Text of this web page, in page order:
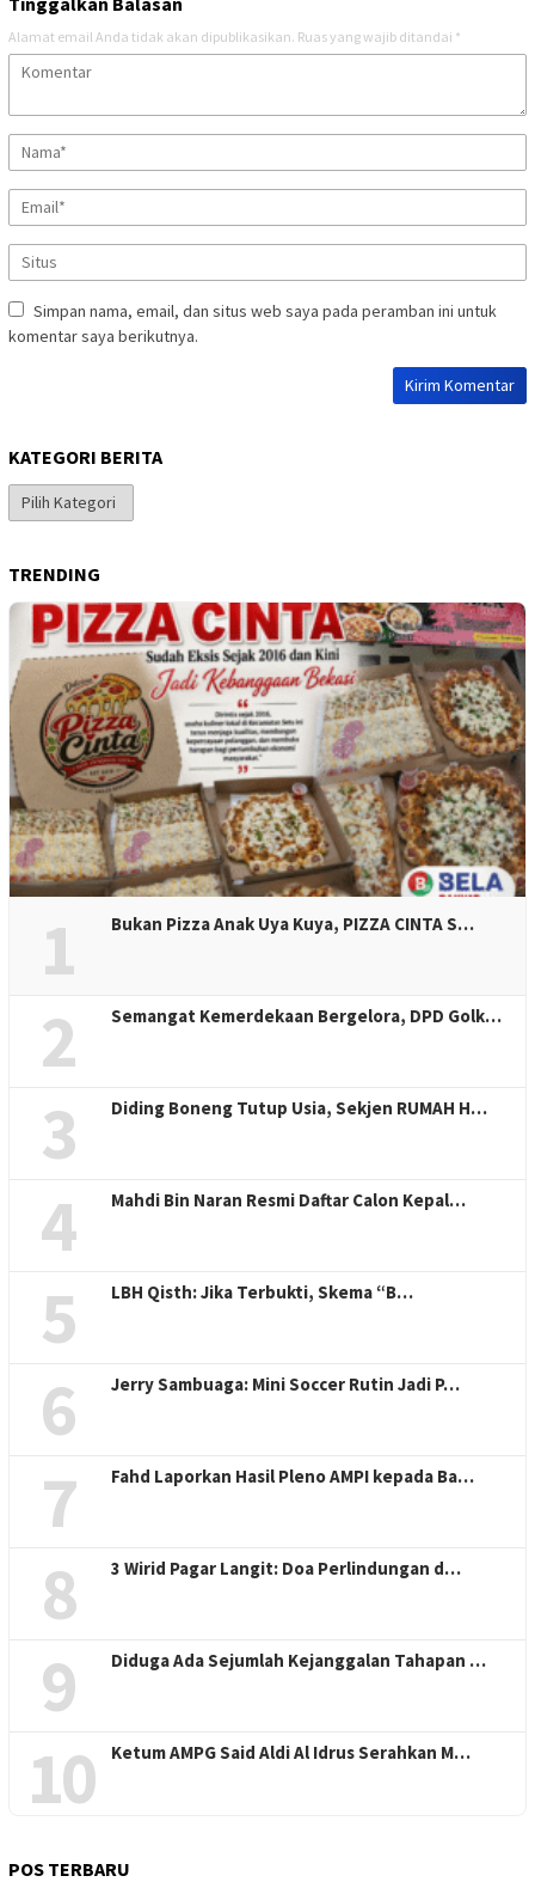
Alamat email Anda tidak akan dipublikasikan. Ruas yang wajib ditandai *
Simpan nama, email, dan situs web saya pada peramban ini untuk
komentar saya berikutnya.
KATEGORI BERITA
Kategori
Berita
TRENDING
1 Bukan Pizza Anak Uya Kuya, PIZZA CINTA S…
2 Semangat Kemerdekaan Bergelora, DPD Golk…
3 Diding Boneng Tutup Usia, Sekjen RUMAH H…
4 Mahdi Bin Naran Resmi Daftar Calon Kepal…
5 LBH Qisth: Jika Terbukti, Skema “B…
6 Jerry Sambuaga: Mini Soccer Rutin Jadi P…
7 Fahd Laporkan Hasil Pleno AMPI kepada Ba…
8 3 Wirid Pagar Langit: Doa Perlindungan d…
9 Diduga Ada Sejumlah Kejanggalan Tahapan …
10 Ketum AMPG Said Aldi Al Idrus Serahkan M…
POS TERBARU